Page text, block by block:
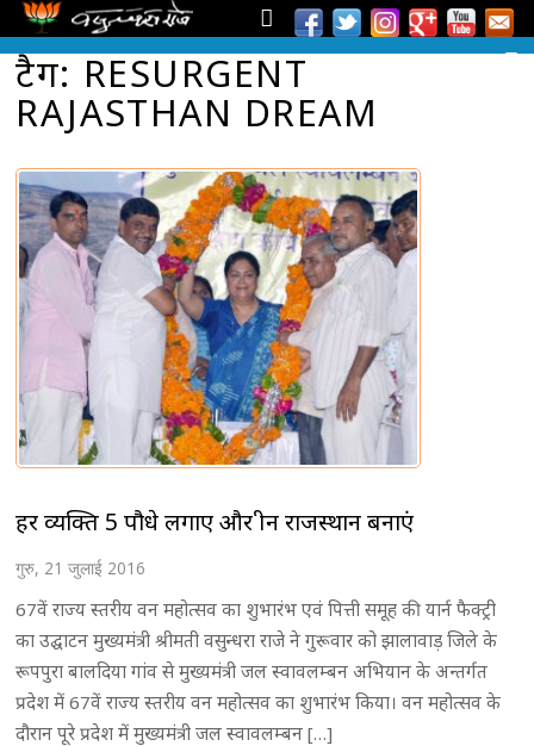
टैग: RESURGENT
RAJASTHAN DREAM
हर व्यक्ति 5 पौधे लगाए और ग्रीन राजस्थान बनाएं
गुरु, 21 जुलाई 2016
67वें राज्य स्तरीय वन महोत्सव का शुभारंभ एवं पित्ती समूह की यार्न फैक्ट्री
का उद्घाटन मुख्यमंत्री श्रीमती वसुन्धरा राजे ने गुरूवार को झालावाड़ जिले के
रूपपुरा बालदिया गांव से मुख्यमंत्री जल स्वावलम्बन अभियान के अन्तर्गत
प्रदेश में 67वें राज्य स्तरीय वन महोत्सव का शुभारंभ किया। वन महोत्सव के
दौरान पूरे प्रदेश में मुख्यमंत्री जल स्वावलम्बन […]